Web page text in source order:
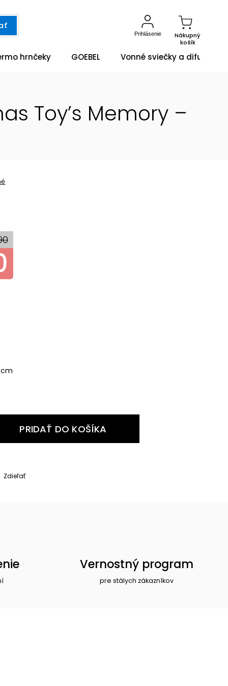
Nákupný
košík
Prihlásenie
hrnčeky GOEBEL Vonné sviečky a difuzéry
Toy’s Memory –
cm
PRIDAŤ DO KOŠÍKA
Zdieľať
Vernostný program
pre stálych zákazníkov